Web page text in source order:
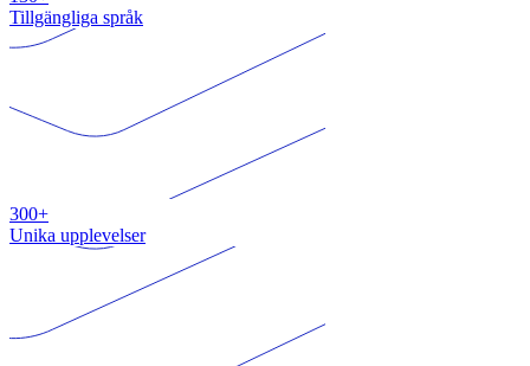
Tillgängliga språk
300+
Unika upplevelser